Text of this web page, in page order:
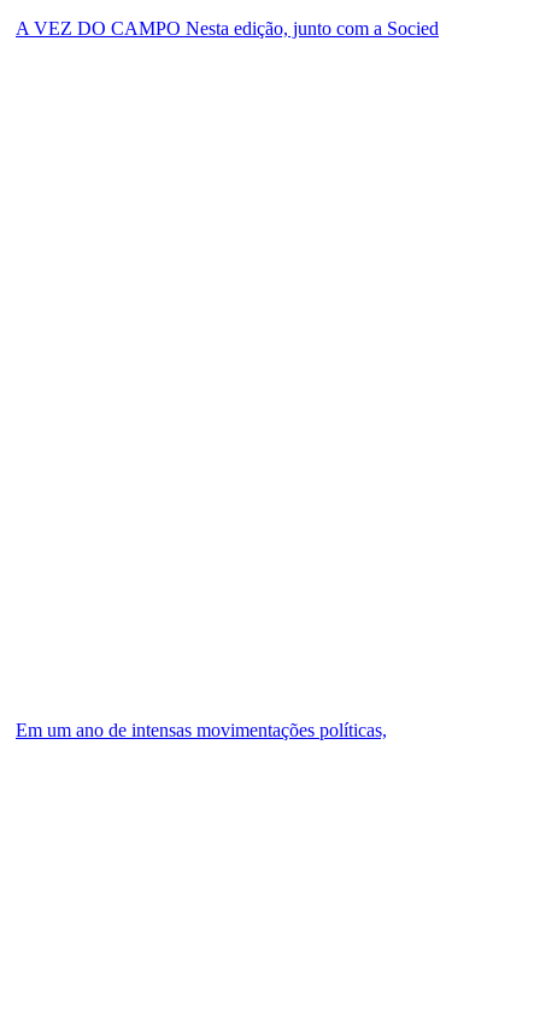
A VEZ DO CAMPO Nesta edição, junto com a Socied
Em um ano de intensas movimentações políticas,